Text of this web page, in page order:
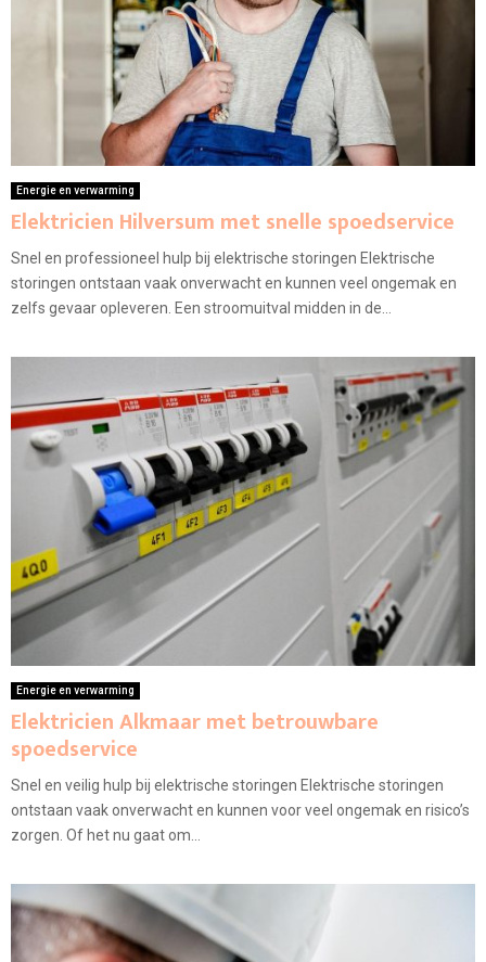
Energie en verwarming
Elektricien Hilversum met snelle spoedservice
Snel en professioneel hulp bij elektrische storingen Elektrische
storingen ontstaan vaak onverwacht en kunnen veel ongemak en
zelfs gevaar opleveren. Een stroomuitval midden in de...
Energie en verwarming
Elektricien Alkmaar met betrouwbare
spoedservice
Snel en veilig hulp bij elektrische storingen Elektrische storingen
ontstaan vaak onverwacht en kunnen voor veel ongemak en risico’s
zorgen. Of het nu gaat om...